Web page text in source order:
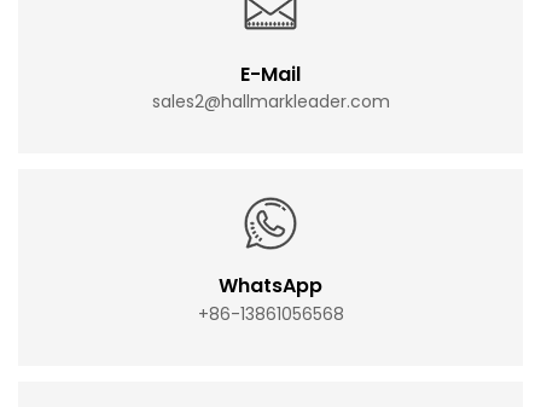
E-Mail
sales2@hallmarkleader.com
WhatsApp
+86-13861056568